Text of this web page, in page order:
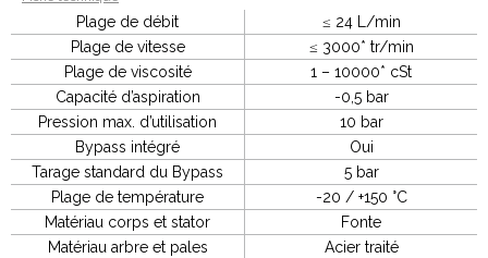
Plage de débit
≤ 24 L/min
Plage de vitesse
≤ 3000* tr/min
Plage de viscosité
1 – 10000* cSt
Capacité d’aspiration
-0,5 bar
Pression max. d’utilisation
10 bar
Bypass intégré
Oui
Tarage standard du Bypass
5 bar
Plage de température
-20 / +150 °C
Matériau corps et stator
Fonte
Matériau arbre et pales
Acier traité